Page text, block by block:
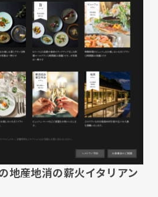
地産地消の薪火イタリアン